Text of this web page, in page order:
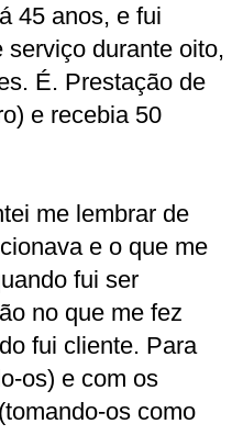
45 anos, e fui
durante oito,
É. Prestação de
e recebia 50
me lembrar de
e o que me
fui ser
no que me fez
fui cliente. Para
os) e com os
os como